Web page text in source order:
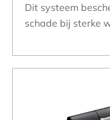
Dit systeem
schade bij sterke